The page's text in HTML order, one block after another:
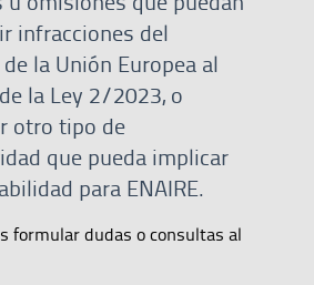
infracciones del
la Unión Europea al
la Ley 2/2023, o
otro tipo de
que pueda implicar
para ENAIRE.
formular dudas o consultas al